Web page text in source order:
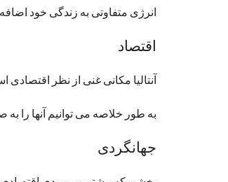
انرژی متفاوتی به زندگی خود اضافه
اقتصاد
آنتالیا مکانی غنی از نظر
به طور خلاصه می توانیم آنها را به
جهانگردی